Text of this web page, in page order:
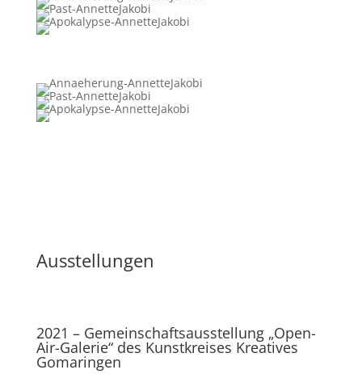
Ausstellungen
2021 – Gemeinschaftsausstellung „Open-
Air-Galerie“ des Kunstkreises Kreatives
Gomaringen